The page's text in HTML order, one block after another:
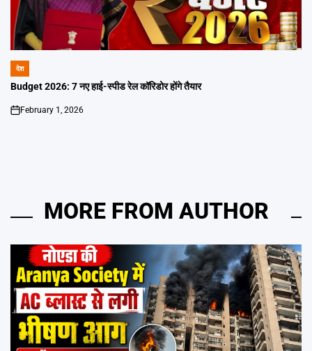
POSTED
IN
देश
Budget 2026: 7 नए हाई-स्पीड रेल कॉरिडोर होंगे तैयार
on
February 1, 2026
MORE FROM AUTHOR